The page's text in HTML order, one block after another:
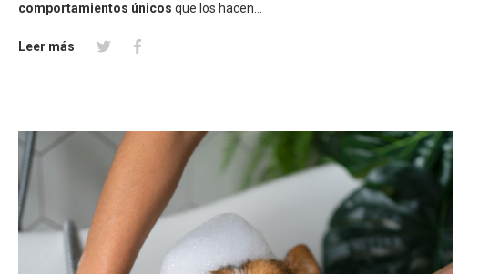
comportamientos únicos que los hacen...
Leer más